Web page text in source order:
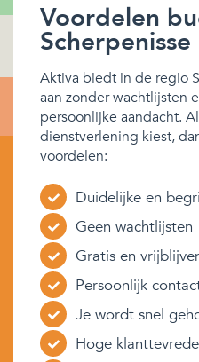
Voordelen
Scherpenisse
Aktiva biedt in de regio
aan zonder wachtlijsten
persoonlijke aandacht.
dienstverlening kiest,
voordelen:
Duidelijke en
Geen wachtlijsten
Gratis en
Persoonlijk
Je wordt snel
Hoge